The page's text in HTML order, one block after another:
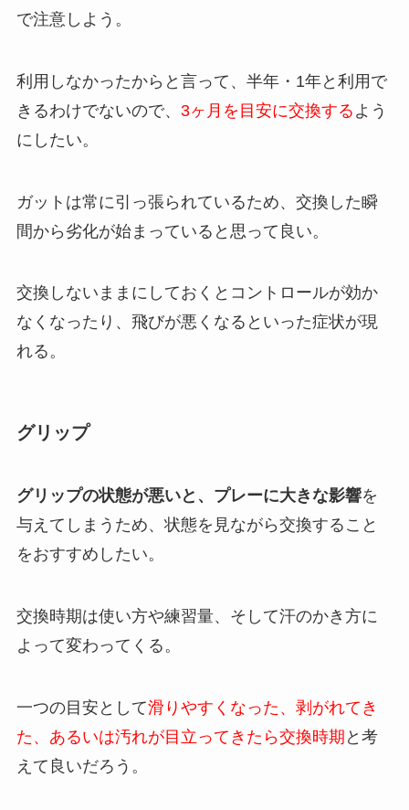
で注意しよう。
利用しなかったからと言って、半年・1年と利用で
きるわけでないので、 3ヶ月を目安に交換する よう
にしたい。
ガットは常に引っ張られているため、交換した瞬
間から劣化が始まっていると思って良い。
交換しないままにしておくとコントロールが効か
なくなったり、飛びが悪くなるといった症状が現
れる。
グリップ
グリップの状態が悪いと、プレーに大きな影響を
与えてしまうため、状態を見ながら交換すること
をおすすめしたい。
交換時期は使い方や練習量、そして汗のかき方に
よって変わってくる。
一つの目安として滑りやすくなった、剥がれてき
た、あるいは汚れが目立ってきたら交換時期 と考
えて良いだろう。